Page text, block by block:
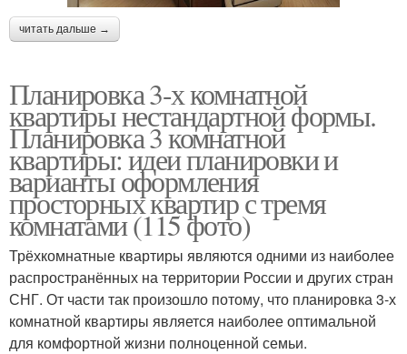
читать дальше →
Планировка 3-х комнатной
квартиры нестандартной формы.
Планировка 3 комнатной
квартиры: идеи планировки и
варианты оформления
просторных квартир с тремя
комнатами (115 фото)
Трёхкомнатные квартиры являются одними из наиболее
распространённых на территории России и других стран
СНГ. От части так произошло потому, что планировка 3-х
комнатной квартиры является наиболее оптимальной
для комфортной жизни полноценной семьи.